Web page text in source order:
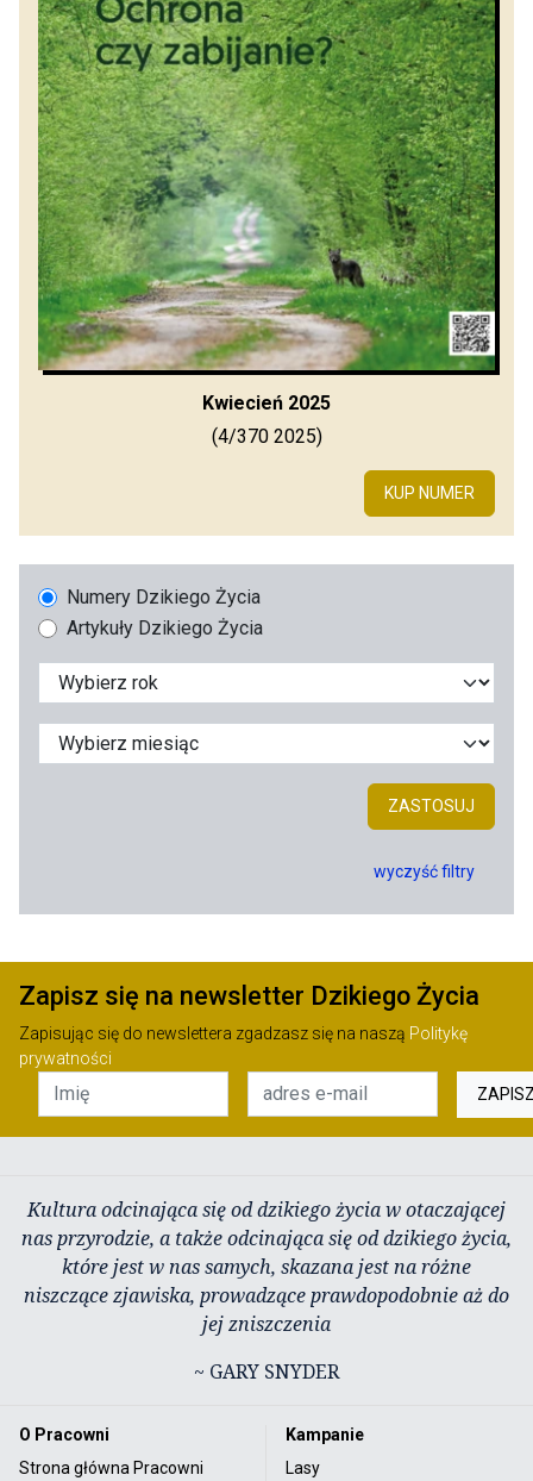
Kwiecień 2025
(4/370 2025)
KUP NUMER
Numery Dzikiego Życia
Artykuły Dzikiego Życia
ZASTOSUJ
wyczyść filtry
Zapisz się na newsletter Dzikiego Życia
Zapisując się do newslettera zgadzasz się na naszą Politykę
prywatności
Kultura odcinająca się od dzikiego życia w otaczającej
nas przyrodzie, a także odcinająca się od dzikiego życia,
które jest w nas samych, skazana jest na różne
niszczące zjawiska, prowadzące prawdopodobnie aż do
jej zniszczenia
~ GARY SNYDER
O Pracowni
Strona główna Pracowni
Kampanie
Lasy